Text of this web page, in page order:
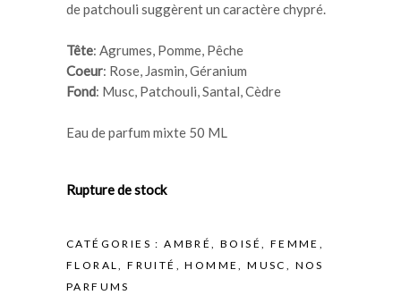
de patchouli suggèrent un caractère chypré.
Tête: Agrumes, Pomme, Pêche
Coeur: Rose, Jasmin, Géranium
Fond: Musc, Patchouli, Santal, Cèdre
Eau de parfum mixte 50 ML
Rupture de stock
CATÉGORIES :AMBRÉ,BOISÉ, FEMME ,
FLORAL,FRUITÉ ,HOMME,MUSC , NOS
PARFUMS